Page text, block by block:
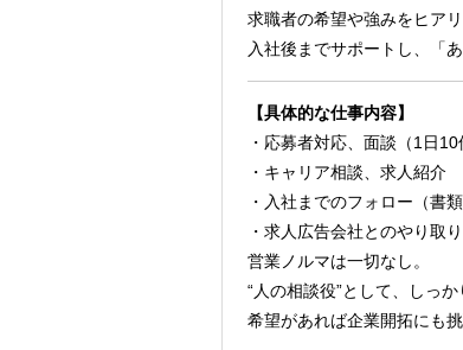
求職者の希望や強みをヒア
入社後までサポートし、「
【具体的な仕事内容】
・応募者対応、面談（1日10
・キャリア相談、求人紹介
・入社までのフォロー（書
・求人広告会社とのやり取
営業ノルマは一切なし。
“人の相談役”として、しっ
希望があれば企業開拓にも挑